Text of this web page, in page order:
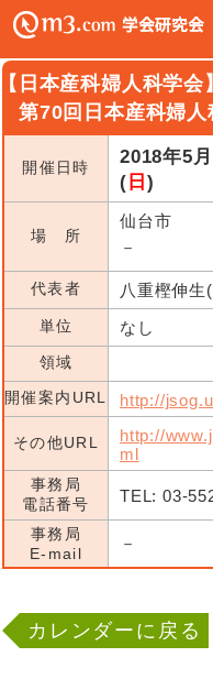
日本産科婦人科学会】
第70回日本産科婦
開催日時
2018年5
( 日 )
場 所
仙台市
－
代表者 八重樫伸生
単位 なし
領域
開催案内URL
http://
その他URL
http://
ml
事務局
電話番号
TEL: 03-
事務局
E-mail
－
カレンダーに戻る